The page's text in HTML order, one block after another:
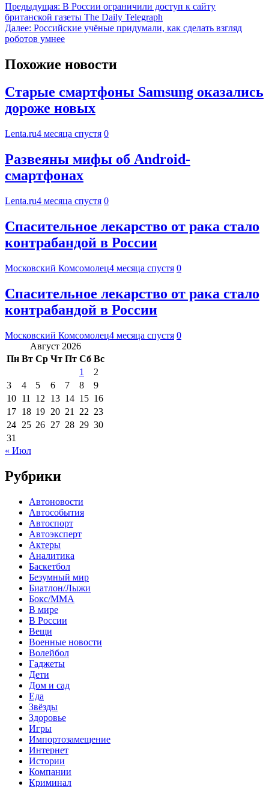
Предыдущая: В России ограничили доступ к сайту
британской газеты The Daily Telegraph
Далее: Российские учёные придумали, как сделать взгляд
роботов умнее
Похожие новости
Старые смартфоны Samsung оказались
дороже новых
Lenta.ru4 месяца спустя 0
Развеяны мифы об Android-
смартфонах
Lenta.ru4 месяца спустя 0
Спасительное лекарство от рака стало
контрабандой в России
Московский Комсомолец4 месяца спустя 0
Спасительное лекарство от рака стало
контрабандой в России
Московский Комсомолец4 месяца спустя 0
Август 2026
Пн Вт Ср Чт Пт Сб Вс
1
2
3
4 5 6 7 8
9
10 11 12 13 14 15 16
17 18 19 20 21 22 23
24 25 26 27 28 29 30
31
« Июл
Рубрики
Автоновости
Автособытия
Автоспорт
Автоэксперт
Актеры
Аналитика
Баскетбол
Безумный мир
Биатлон/Лыжи
Бокс/MMA
В мире
В России
Вещи
Военные новости
Волейбол
Гаджеты
Дети
Дом и сад
Еда
Звёзды
Здоровье
Игры
Импортозамещение
Интернет
Истории
Компании
Криминал